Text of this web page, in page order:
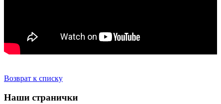
Возврат к списку
Наши странички